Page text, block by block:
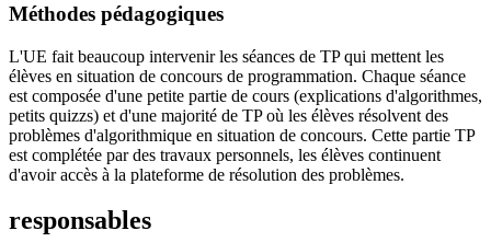
Méthodes pédagogiques
L'UE fait beaucoup intervenir les séances de TP qui mettent les
élèves en situation de concours de programmation. Chaque séance
est composée d'une petite partie de cours (explications d'algorithmes,
petits quizzs) et d'une majorité de TP où les élèves résolvent des
problèmes d'algorithmique en situation de concours. Cette partie TP
est complétée par des travaux personnels, les élèves continuent
d'avoir accès à la plateforme de résolution des problèmes.
responsables